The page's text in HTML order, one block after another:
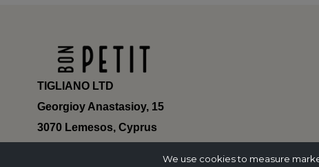
TIGLIANO LTD
Georgioy Anastasioy, 15
3070 Lemesos, Cyprus
We use cookies to measure